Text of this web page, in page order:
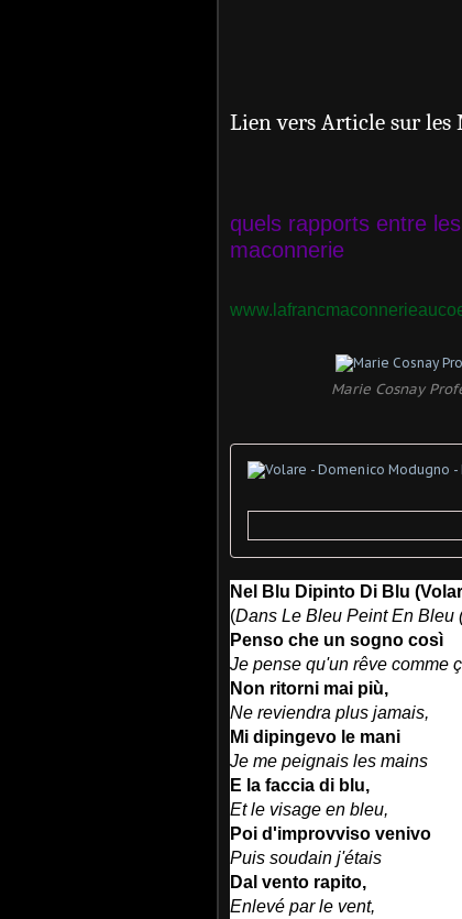
Jean-
Lien vers Article sur les
quels rapports entre
maconnerie
Marie Cosnay
Nel Blu Dipinto Di Blu
(Dans Le Bleu Peint En Bleu
Penso che un sogno così
Je pense qu'un rêve comme
Non ritorni mai più,
Ne reviendra plus jamais,
Mi dipingevo le mani
Je me peignais les mains
E la faccia di blu,
Et le visage en bleu,
Poi d'improvviso venivo
Puis soudain j'étais
Dal vento rapito,
Enlevé par le vent,